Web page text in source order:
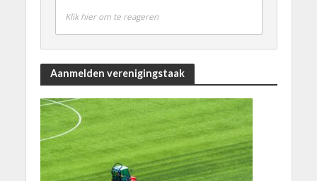
Klik hier om te reageren
Aanmelden verenigingstaak